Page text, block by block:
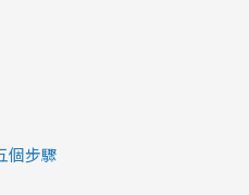
個步驟